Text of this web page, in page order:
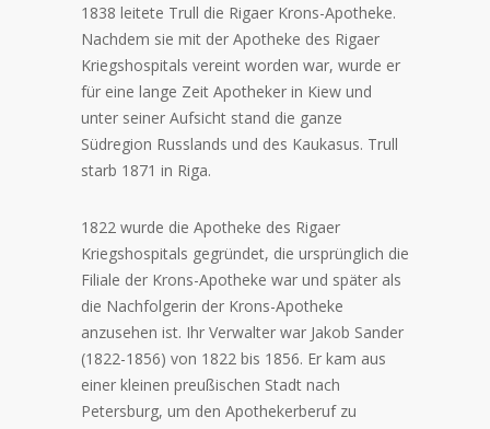
1838 leitete Trull die Rigaer Krons-Apotheke.
Nachdem sie mit der Apotheke des Rigaer
Kriegshospitals vereint worden war, wurde er
für eine lange Zeit Apotheker in Kiew und
unter seiner Aufsicht stand die ganze
Südregion Russlands und des Kaukasus. Trull
starb 1871 in Riga.
1822 wurde die Apotheke des Rigaer
Kriegshospitals gegründet, die ursprünglich die
Filiale der Krons-Apotheke war und später als
die Nachfolgerin der Krons-Apotheke
anzusehen ist. Ihr Verwalter war Jakob Sander
(1822-1856) von 1822 bis 1856. Er kam aus
einer kleinen preußischen Stadt nach
Petersburg, um den Apothekerberuf zu